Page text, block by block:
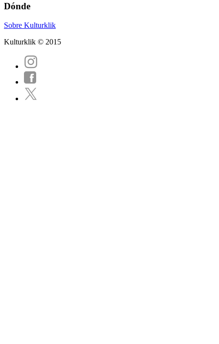
Dónde
Sobre Kulturklik
Kulturklik © 2015